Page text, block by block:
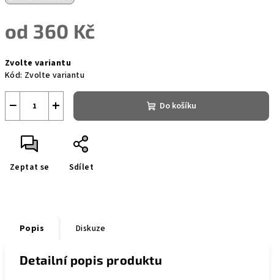
od 360 Kč
cena:
Zvolte variantu
Kód: Zvolte variantu
+
− Do košíku
Zeptat se Sdílet
Popis Diskuze
Detailní popis produktu